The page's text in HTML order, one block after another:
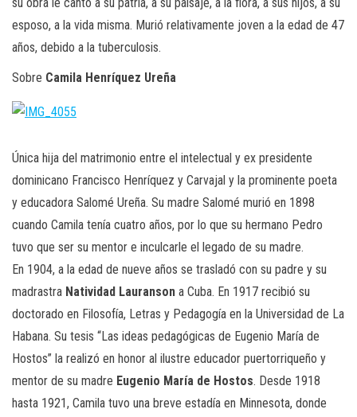
esposo, a la vida misma. Murió relativamente joven a la edad de 47
años, debido a la tuberculosis.
Sobre Camila Henríquez Ureña
Única hija del matrimonio entre el intelectual y ex presidente
dominicano Francisco Henríquez y Carvajal y la prominente poeta
y educadora Salomé Ureña. Su madre Salomé murió en 1898
cuando Camila tenía cuatro años, por lo que su hermano Pedro
tuvo que ser su mentor e inculcarle el legado de su madre.
En 1904, a la edad de nueve años se trasladó con su padre y su
madrastra Natividad Lauranson a Cuba. En 1917 recibió su
doctorado en Filosofía, Letras y Pedagogía en la Universidad de La
Habana. Su tesis “Las ideas pedagógicas de Eugenio María de
Hostos” la realizó en honor al ilustre educador puertorriqueño y
mentor de su madre Eugenio María de Hostos. Desde 1918
hasta 1921, Camila tuvo una breve estadía en Minnesota, donde